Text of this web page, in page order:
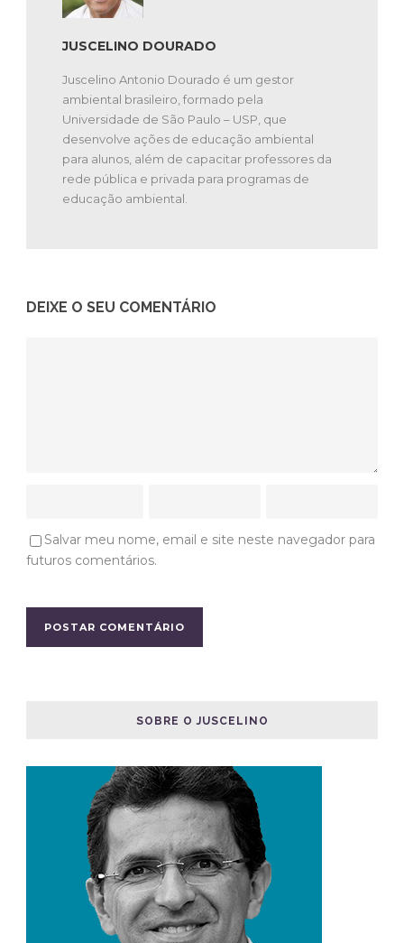
JUSCELINO DOURADO
Juscelino Antonio Dourado é um gestor
ambiental brasileiro, formado pela
Universidade de São Paulo – USP, que
desenvolve ações de educação ambiental
para alunos, além de capacitar professores da
rede pública e privada para programas de
educação ambiental.
DEIXE O SEU COMENTÁRIO
Salvar meu nome, email e site neste navegador para
futuros comentários.
SOBRE O JUSCELINO